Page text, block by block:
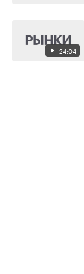
24:04